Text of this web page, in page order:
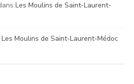
Les Moulins de Saint-Laurent-
Les Moulins de Saint-Laurent-Médoc